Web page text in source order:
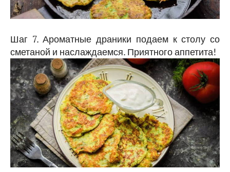
Шаг 7. Ароматные драники подаем к столу со
сметаной и наслаждаемся. Приятного аппетита!